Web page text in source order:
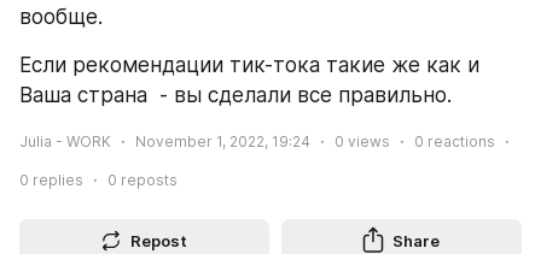
вообще.
Если рекомендации тик-тока такие же как и
Ваша страна  - вы сделали все правильно.
Julia - WORK November 1, 2022, 19:24 0 views 0 reactions
0 replies 0 reposts
Repost Share